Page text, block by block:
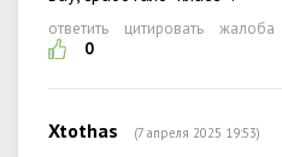
ответить цитировать
жалоба
0
Xtothas (7 апреля 2025 19:53)